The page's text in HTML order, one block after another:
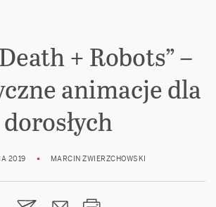
+ Robots” –
animacje dla
dorosłych
2019 MARCIN ZWIERZCHOWSKI